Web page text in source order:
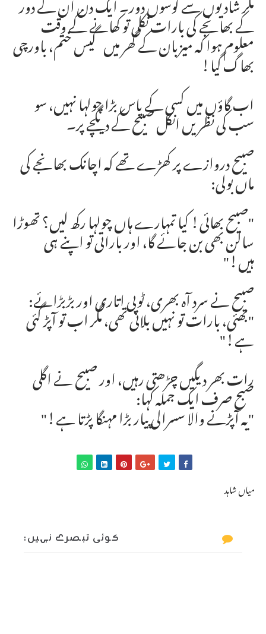
کے بھانجے کی بارات نکلی تو کھانے کے وقت
معلوم ہوا کہ میزبان کے گھر میں گیس ختم، باورچی
بھاگ گیا!
اب گاؤں میں کسی کے پاس بڑا چولہا نہیں، سو
سب کی نظریں انکل صبیح کے دیگچے پر۔
صبیح دروازے پر کھڑے تھے کہ اچانک بھانجے کی
ماں بولی:
"صبیح بھائی! کیا تمہارے ہاں چولہا رکھ لیں؟ تھوڑا
سالن بھی بن جائے گا، اور باراتی تو اپنے ہی
ہیں!"
صبیح نے سرد آہ بھری، ٹوپی اتاری اور بڑبڑائے:
"بھئی، بارات تو نہیں بلائی تھی، مگر اب تو آپڑ گئی
ہے!"
رات بھر دیگیں چڑھتی رہیں، اور صبیح نے اگلی
صبح صرف ایک جملہ کہا:
"یہ آپڑنے والا سسرالی پیار بڑا مہنگا پڑتا ہے!"
میاں شاہد
کوئی تبصرے نہیں: